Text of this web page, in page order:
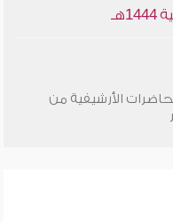
الأرشيفية من